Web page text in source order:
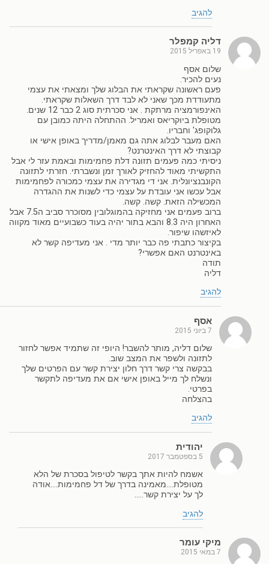
להגיב
דליה קמפלר
19 באפריל 2015
שלום אסף
נעים להכיר.
פעם ראשונה שקראתי את הבלוג שלך ומצאתי את עצמי
מתעודדת מכך שאני לא לבד דרך השאלות שקראתי.
האינפורמציה מרתקת . אני סכרתית סוג 2 כבר 12 שנים.
מטופלת ביוקריאס ואמריל. ההתחלה היתה כמובן עם
גלוקופג' וחבריו.
האם מעבר לבלוג אתה גם מאמן/מדריך באופן אישי או
קבוצתי לא דרך האינטרנט?
ניסיתי כמה פעמים תזונה דלת פחמימות ובאמת עזר לי אבל
התקשיתי מאוד להחזיק לאורך זמן ונשברתי. חזרתי לתזונה
הקונבנציונלית. אני די מגדירה את עצמי כמכורה לפחמימות
אבל עכשו אני עובדת על עצמי כדי לשנות את ההגדרה
המכשילה הזאת. קשה. קשה.
ברוב פעמים אני מחזיקה בהמוגלובין מסוכרר סביב ה7.5 אבל
האחרון היה 8.3 והבא בתור יהיה בעוד כשבועיים מאוד מקווה
לאיזשהו שיפור.
בקיצור כתבתי פה כבר יותר מדי . אני מעדיפה קשר לא
באינטרנט האם אפשרי?
תודה
דליה
להגיב
אסף
7 ביוני 2015
שלום דליה, מותר להשבר! היופי זה שתמיד אפשר לחזור
לתזונה ולשפר את המצב שוב.
בבקשה צרי קשר דרך חלון יצירת קשר עם הפרטים שלך
ונשלח לך מייל באופן אישי אם את מעדיפה לתקשר
בפרטי.
בהצלחה
להגיב
יהודית
5 בספטמבר 2017
אשמח להיות אתך בקשר לטיפול בסכרת של הלא
מטופלת….מאמינה בדרך של דל פחמימות….אודה
לך על יצירת קשר…..
להגיב
מיקי עומר
7 במאי 2015